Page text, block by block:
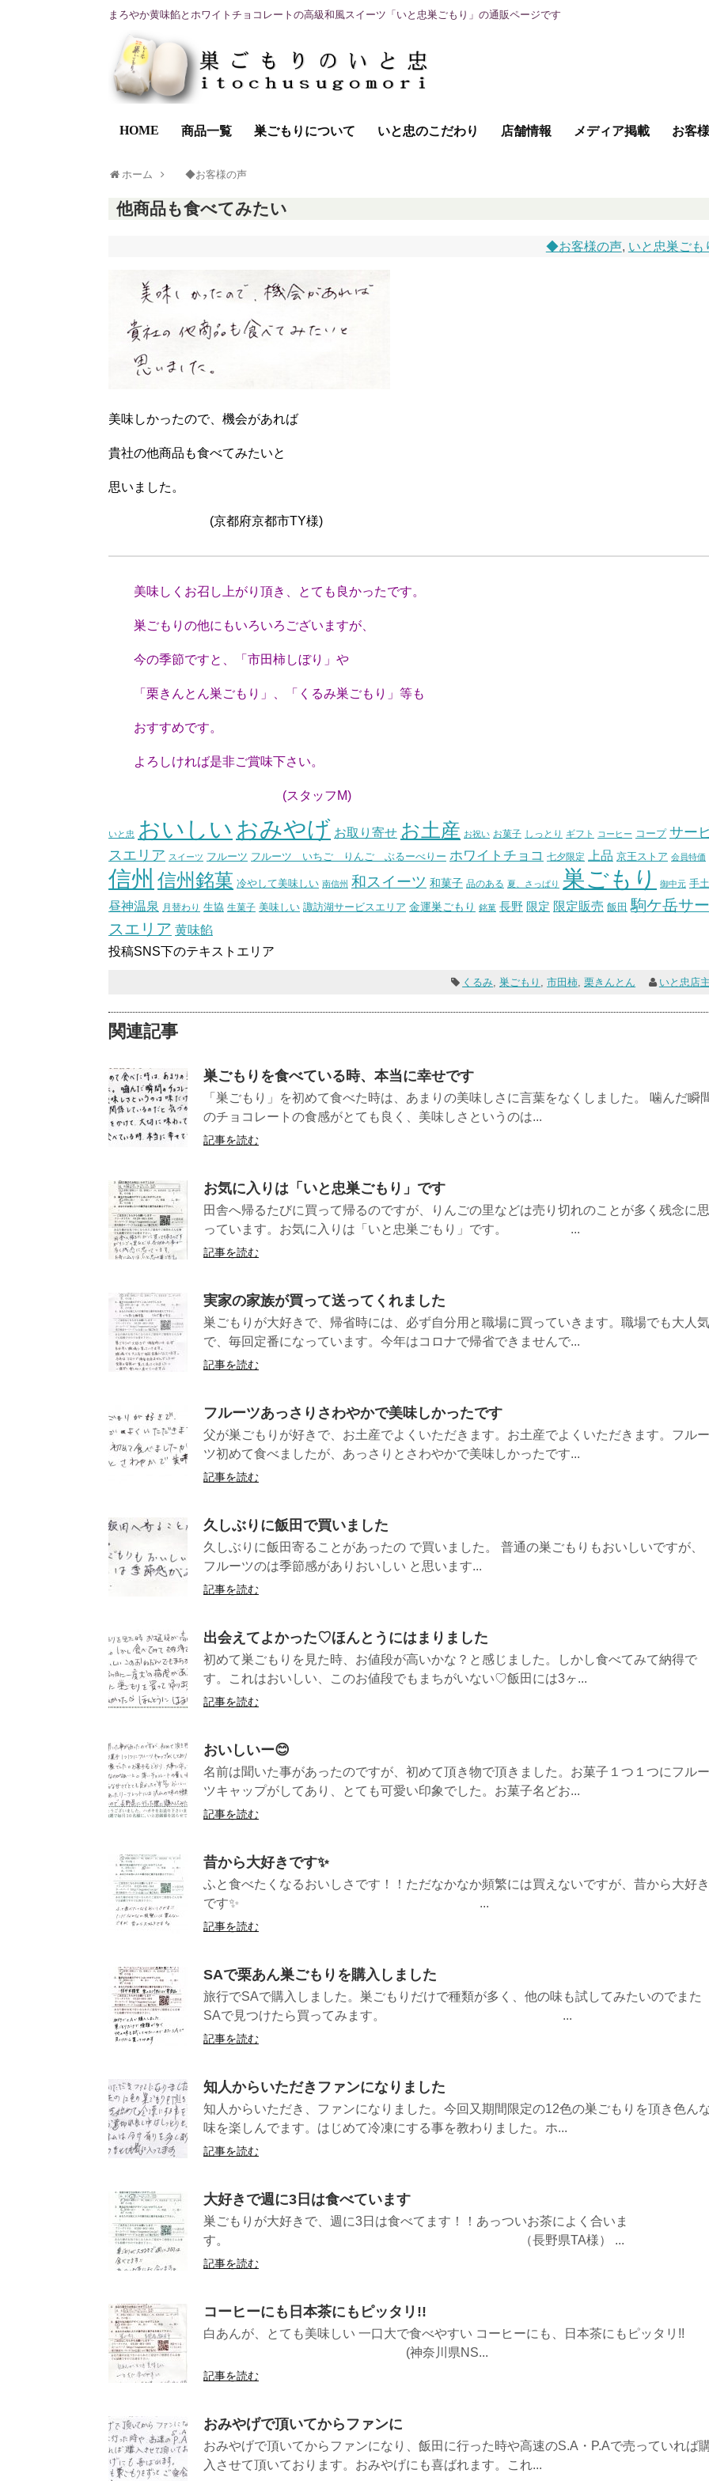
まろやか黄味餡とホワイトチョコレートの高級和風スイーツ「いと忠巣ごもり」の通販ページです
HOME 商品一覧 巣ごもりについて いと忠のこだわり 店舗情報 メディア掲載 お客
ホーム ◆お客様の声
他商品も食べてみたい
◆お客様の声, いと忠巣ごも
美味しかったので、機会があれば
貴社の他商品も食べてみたいと
思いました。
(京都府京都市TY様)
美味しくお召し上がり頂き、とても良かったです。
巣ごもりの他にもいろいろございますが、
今の季節ですと、「市田柿しぼり」や
「栗きんとん巣ごもり」、「くるみ巣ごもり」等も
おすすめです。
よろしければ是非ご賞味下さい。
(スタッフM)
いと忠 おいしい おみやげ お取り寄せ お土産 お祝い お菓子 しっとり ギフト コーヒー コープ サー
スエリア スイーツ フルーツ フルーツ いちご りんご ぶるーべりー ホワイトチョコ 七夕限定 上品 京王ストア 会員特価
信州 信州銘菓 冷やして美味しい 南信州 和スイーツ 和菓子 品のある 夏、さっぱり 巣ごもり 御中元 手
昼神温泉 月替わり 生協 生菓子 美味しい 諏訪湖サービスエリア 金運巣ごもり 銘菓 長野 限定 限定販売 飯田 駒ケ岳サ
スエリア 黄味餡
投稿SNS下のテキストエリア
くるみ,巣ごもり ,市田柿,栗きんとん いと忠店主
関連記事
巣ごもりを食べている時、本当に幸せです
「巣ごもり」を初めて食べた時は、あまりの美味しさに言葉をなくしました。 噛んだ瞬
のチョコレートの食感がとても良く、美味しさというのは...
記事を読む
お気に入りは「いと忠巣ごもり」です
田舎へ帰るたびに買って帰るのですが、りんごの里などは売り切れのことが多く残念に思
っています。お気に入りは「いと忠巣ごもり」です。 ...
記事を読む
実家の家族が買って送ってくれました
巣ごもりが大好きで、帰省時には、必ず自分用と職場に買っていきます。職場でも大人気
で、毎回定番になっています。今年はコロナで帰省できませんで...
記事を読む
フルーツあっさりさわやかで美味しかったです
父が巣ごもりが好きで、お土産でよくいただきます。お土産でよくいただきます。フルー
ツ初めて食べましたが、あっさりとさわやかで美味しかったです...
記事を読む
久しぶりに飯田で買いました
久しぶりに飯田寄ることがあったの で買いました。 普通の巣ごもりもおいしいですが、
フルーツのは季節感がありおいしい と思います...
記事を読む
出会えてよかった♡ほんとうにはまりました
初めて巣ごもりを見た時、お値段が高いかな？と感じました。しかし食べてみて納得で
す。これはおいしい、このお値段でもまちがいない♡飯田には3ヶ...
記事を読む
おいしいー😊
名前は聞いた事があったのですが、初めて頂き物で頂きました。お菓子１つ１つにフルー
ツキャップがしてあり、とても可愛い印象でした。お菓子名どお...
記事を読む
昔から大好きです✨
ふと食べたくなるおいしさです！！ただなかなか頻繁には買えないですが、昔から大好き
です✨ ...
記事を読む
SAで栗あん巣ごもりを購入しました
旅行でSAで購入しました。巣ごもりだけで種類が多く、他の味も試してみたいのでまた
SAで見つけたら買ってみます。 ...
記事を読む
知人からいただきファンになりました
知人からいただき、ファンになりました。今回又期間限定の12色の巣ごもりを頂き色ん
味を楽しんでます。はじめて冷凍にする事を教わりました。ホ...
記事を読む
大好きで週に3日は食べています
巣ごもりが大好きで、週に3日は食べてます！！あっついお茶によく合いま
す。 （長野県TA様） ...
記事を読む
コーヒーにも日本茶にもピッタリ!!
白あんが、とても美味しい 一口大で食べやすい コーヒーにも、日本茶にもピッタリ!!
(神奈川県NS...
記事を読む
おみやげで頂いてからファンに
おみやげで頂いてからファンになり、飯田に行った時や高速のS.A・P.Aで売っていれば
入させて頂いております。おみやげにも喜ばれます。これ...